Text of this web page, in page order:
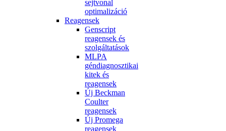
sejtvonal
optimalizáció
Reagensek
Genscript
reagensek és
szolgáltatások
MLPA
géndiagnosztikai
kitek és
reagensek
Új Beckman
Coulter
reagensek
Új Promega
reagensek